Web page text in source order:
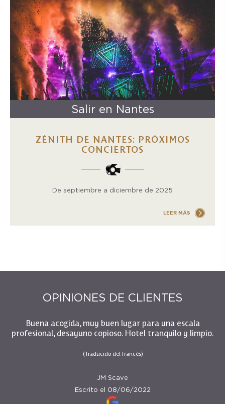
Salir en Nantes
ZÉNITH DE NANTES: PRÓXIMOS
CONCIERTOS
De septiembre a diciembre de 2025
LEER MÁS
OPINIONES DE CLIENTES
Buena acogida, muy buen lugar para una escala
profesional, desayuno copioso. Hotel tranquilo y limpio.
(Traducido del francés)
JM Scave
Escrito el 08/06/2022
(Traducido del francés)
(Traducido del francés)